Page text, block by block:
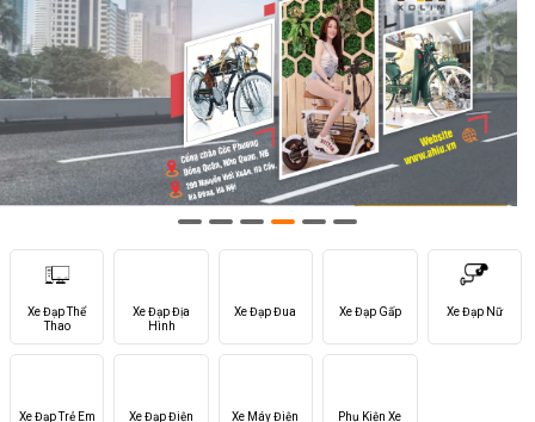
Xe Đạp Thể
Thao
Xe Đạp Địa
Hình
Xe Đạp Đua Xe Đạp Gấp Xe Đạp Nữ
Xe Đạp Trẻ Em Xe Đạp Điện Xe Máy Điện Phụ Kiện Xe